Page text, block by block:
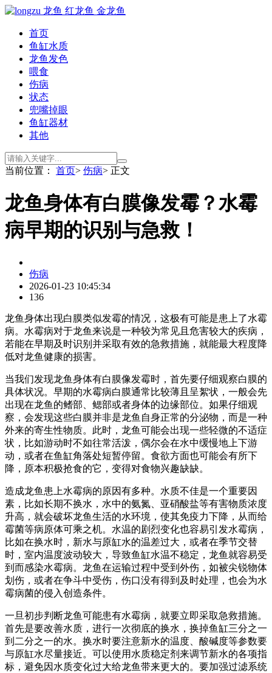
首页
鱼缸水质
龙鱼发色
喂食
伤病
状态
兜嘴掉眼
鱼缸器材
其他
当前位置： 首页> 伤病> 正文
龙鱼身体有白膜像发霉？水霉
病早期的识别与急救！
伤病
2026-01-23 10:45:34
136
龙鱼身体出现白膜类似发霉的情况，这极有可能是患上了水霉
病。水霉病对于龙鱼来说是一种较为常见且危害较大的疾病，
若能在早期及时识别并采取有效的急救措施，就能最大程度降
低对龙鱼健康的损害。
当我们发现龙鱼身体有白膜像发霉时，首先要仔细观察白膜的
具体状况。早期的水霉病白膜通常比较薄且呈絮状，一般会先
出现在龙鱼的鳍部、鳃部或者身体的边缘部位。如果仔细观
察，会发现这些白膜并非是龙鱼自身正常的分泌物，而是一种
外来的寄生性物质。此时，龙鱼可能会出现一些轻微的不适症
状，比如游动时不如往常活泼，偶尔会在水中缓慢地上下游
动，或者在鱼缸角落处短暂停留。食欲方面也可能会有所下
降，原本积极抢食的它，变得对食物兴趣缺缺。
造成龙鱼患上水霉病的原因有多种。水质不佳是一个重要因
素，比如长期不换水，水中的氨氮、亚硝酸盐等有害物质浓度
升高，就会破坏龙鱼生活的水环境，使其免疫力下降，从而给
霉菌等病原体可乘之机。水温的剧烈变化也容易引发水霉病，
比如在换水时，新水与原缸水的温差过大，或者在季节交替
时，室内温度波动较大，导致鱼缸水温不稳定，龙鱼就容易受
到而感染水霉病。龙鱼在运输过程中受到外伤，如被尖锐物体
划伤，或者在争斗中受伤，伤口没有得到及时处理，也会为水
霉病菌的侵入创造条件。
一旦初步判断龙鱼可能患有水霉病，就要立即采取急救措施。
首先是要改善水质，进行一次彻底的换水，换掉鱼缸三分之一
到二分之一的水。换水时要注意新水的温度、酸碱度等参数要
与原缸水尽量接近。可以使用水质稳定剂来调节新水的各项指
标，避免因水质变化过大给龙鱼带来更大的。要加强过滤系统